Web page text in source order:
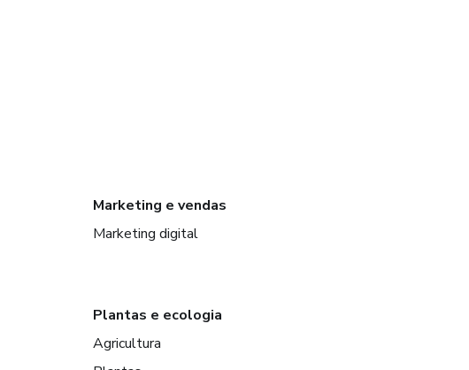
Marketing e vendas
Marketing digital
Plantas e ecologia
Agricultura